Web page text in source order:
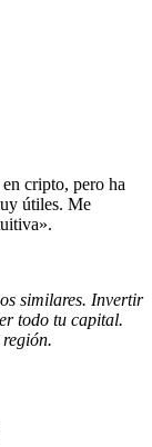
cripto, pero ha
útiles. Me
similares. Invertir
todo tu capital.